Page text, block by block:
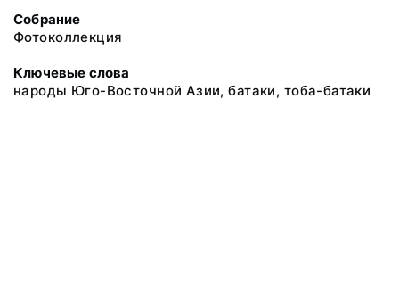
Собрание
Фотоколлекция
Ключевые слова
народы Юго-Восточной Азии, батаки, тоба-батаки